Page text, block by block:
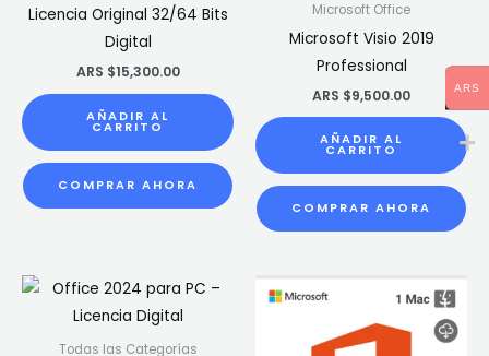
Licencia Original 32/64 Bits
Digital
ARS $15,300.00
AÑADIR AL
CARRITO
COMPRAR AHORA
Microsoft Office
Microsoft Visio 2019
Professional
ARS $9,500.00
AÑADIR AL
CARRITO
COMPRAR AHORA
Todas las Categorías
ARS